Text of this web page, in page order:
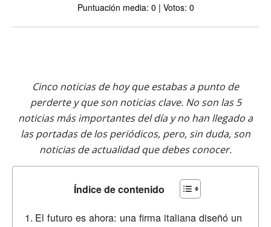
Puntuación media: 0 | Votos: 0
Cinco noticias de hoy que estabas a punto de
perderte y que son noticias clave. No son las 5
noticias más importantes del día y no han llegado a
las portadas de los periódicos, pero, sin duda, son
noticias de actualidad que debes conocer.
Índice de contenido
El futuro es ahora: una firma italiana diseñó un